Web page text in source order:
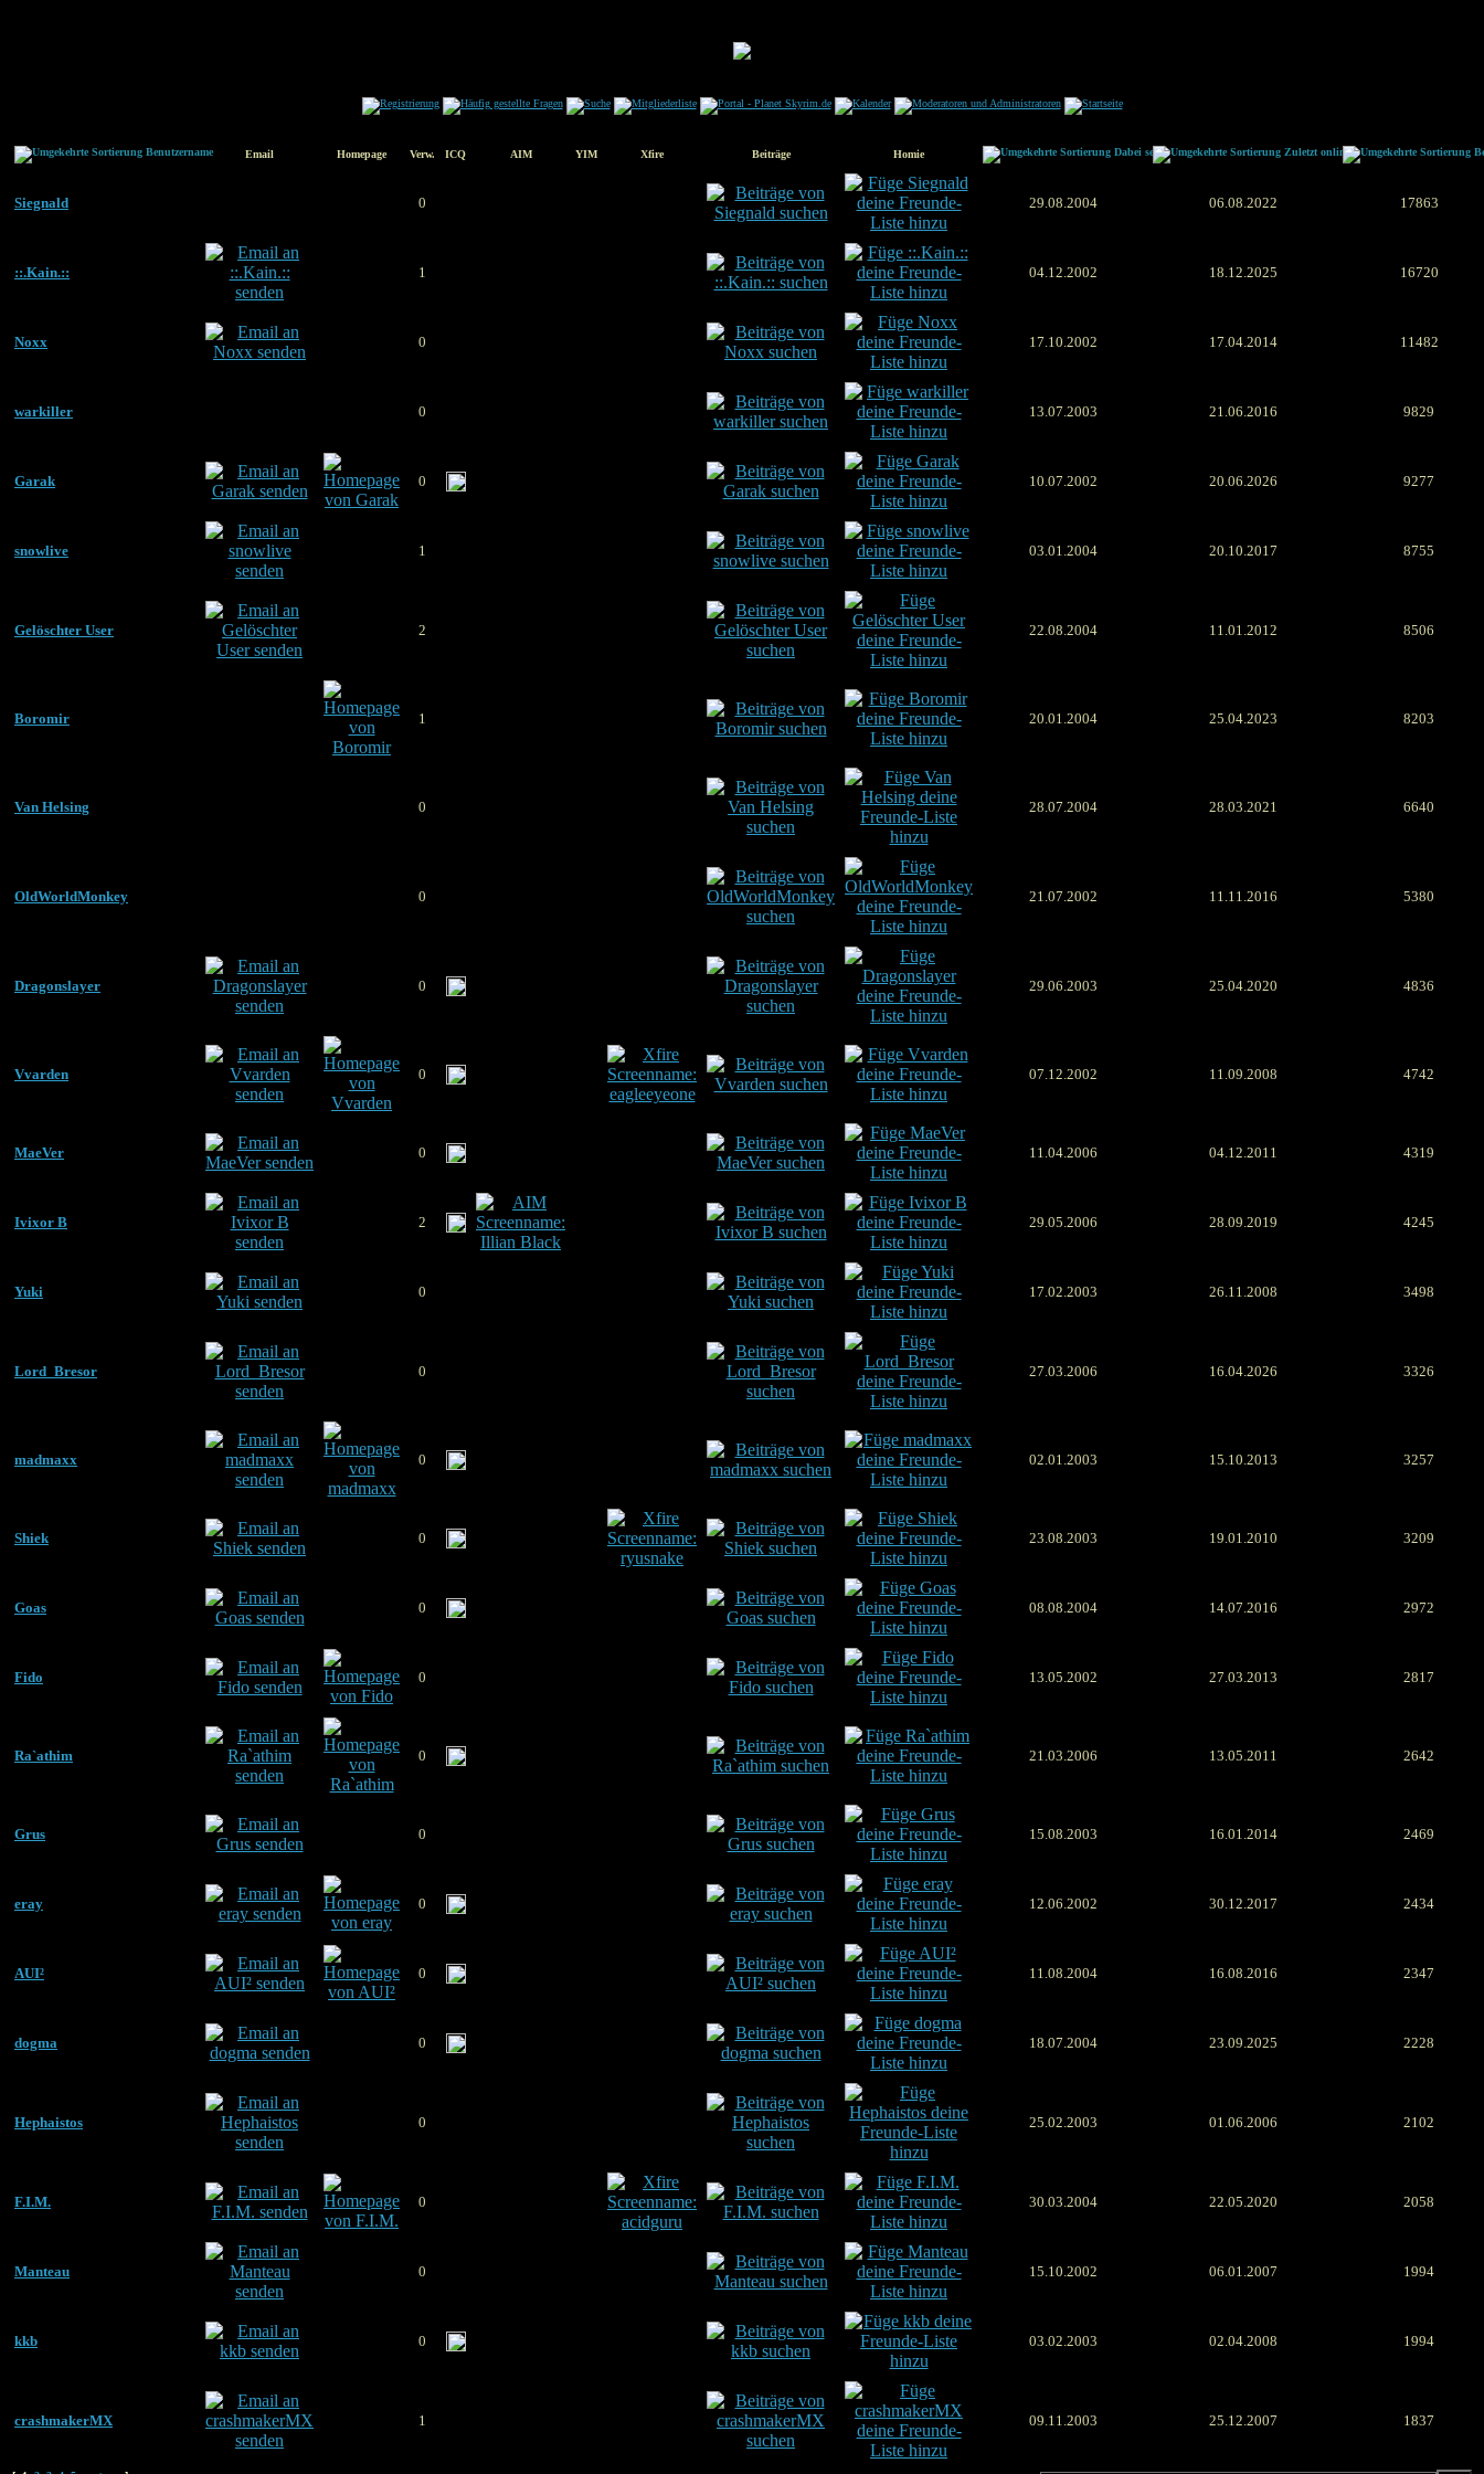
Benutzername Email Homepage Verw. ICQ AIM YIM Xfire Beiträge Homie Dabei seit Zuletzt online
Siegnald 0 29.08.2004 06.08.2022 17863
::.Kain.:: 1 04.12.2002 18.12.2025 16720
Noxx 0 17.10.2002 17.04.2014 11482
warkiller 0 13.07.2003 21.06.2016 9829
Garak 0 10.07.2002 20.06.2026 9277
snowlive 1 03.01.2004 20.10.2017 8755
Gelöschter User 2 22.08.2004 11.01.2012 8506
Boromir 1 20.01.2004 25.04.2023 8203
Van Helsing 0 28.07.2004 28.03.2021 6640
OldWorldMonkey 0 21.07.2002 11.11.2016 5380
Dragonslayer 0 29.06.2003 25.04.2020 4836
Vvarden 0 07.12.2002 11.09.2008 4742
MaeVer 0 11.04.2006 04.12.2011 4319
Ivixor B 2 29.05.2006 28.09.2019 4245
Yuki 0 17.02.2003 26.11.2008 3498
Lord_Bresor 0 27.03.2006 16.04.2026 3326
madmaxx 0 02.01.2003 15.10.2013 3257
Shiek 0 23.08.2003 19.01.2010 3209
Goas 0 08.08.2004 14.07.2016 2972
Fido 0 13.05.2002 27.03.2013 2817
Ra`athim 0 21.03.2006 13.05.2011 2642
Grus 0 15.08.2003 16.01.2014 2469
eray 0 12.06.2002 30.12.2017 2434
AUI² 0 11.08.2004 16.08.2016 2347
dogma 0 18.07.2004 23.09.2025 2228
Hephaistos 0 25.02.2003 01.06.2006 2102
F.I.M. 0 30.03.2004 22.05.2020 2058
Manteau 0 15.10.2002 06.01.2007 1994
kkb 0 03.02.2003 02.04.2008 1994
crashmakerMX 1 09.11.2003 25.12.2007 1837